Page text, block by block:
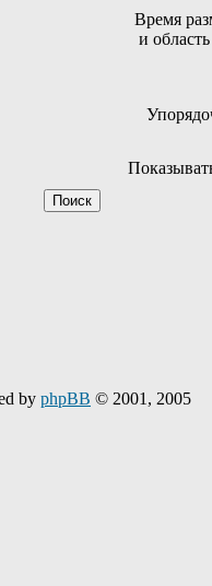
Время
и
by phpBB © 2001, 2005